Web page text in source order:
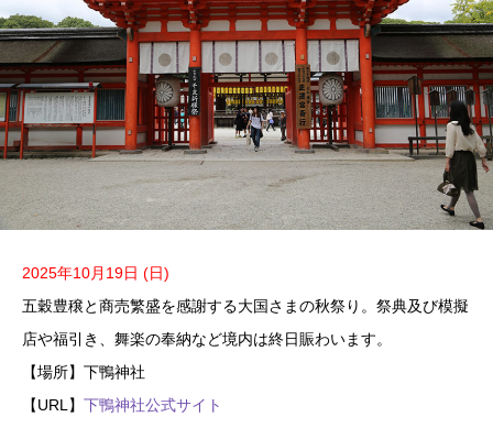
2025年10月19日 (日)
五穀豊穣と商売繁盛を感謝する大国さまの秋祭り。祭典及び模擬
店や福引き、舞楽の奉納など境内は終日賑わいます。
【場所】下鴨神社
【URL】 下鴨神社公式サイト